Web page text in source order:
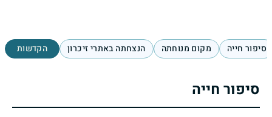
סיפור חייה מקום מנוחתה הנצחתה באתרי זיכרון הקדשות
סיפור חייה